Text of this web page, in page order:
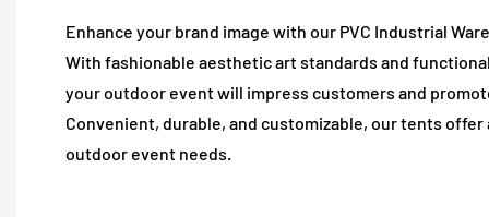
Enhance your brand image with our PVC Industrial
With fashionable aesthetic art standards and
your outdoor event will impress customers and
Convenient, durable, and customizable, our tents
outdoor event needs.